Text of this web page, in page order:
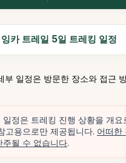
카 트레일 5일 트레킹 일정
부 일정은 방문한 장소와 접근
일정은 트레킹 진행 상황을 개요
고용으로만 제공됩니다. 어떠한
주될 수 없습니다.